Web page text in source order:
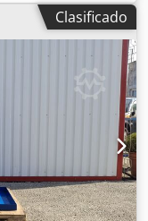
Hydraulics
totales: Dkodpfx
860 mm Altura:
de fabricación:
11 kW; 20 A
900 x 900 x
Defries Presión
1000 toneladas
900 x 900 x 485
Presión de
toneladas
Clasificado